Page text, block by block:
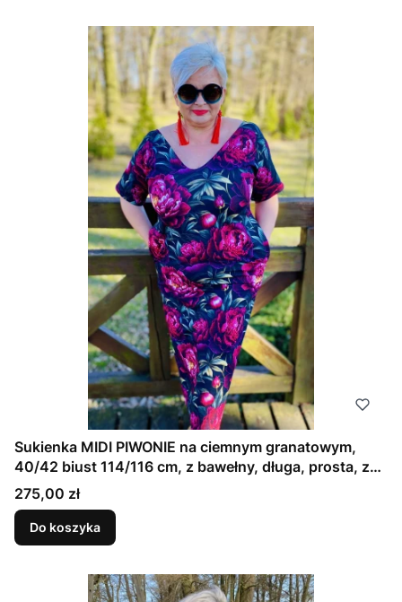
Sukienka MIDI PIWONIE na ciemnym granatowym,
40/42 biust 114/116 cm, z bawełny, długa, prosta, z
kieszeniam
Cena
275,00 zł
Do koszyka